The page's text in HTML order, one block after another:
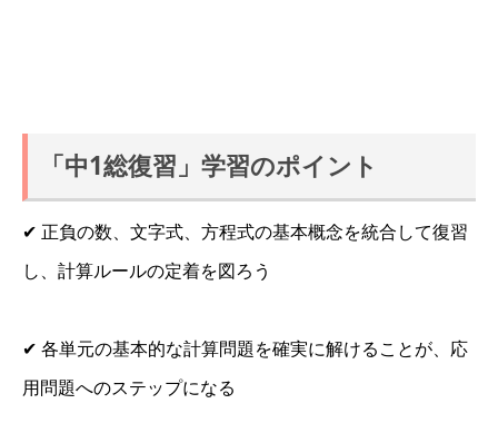
「中1総復習」学習のポイント
✔ 正負の数、文字式、方程式の基本概念を統合して復習
し、計算ルールの定着を図ろう
✔ 各単元の基本的な計算問題を確実に解けることが、応
用問題へのステップになる